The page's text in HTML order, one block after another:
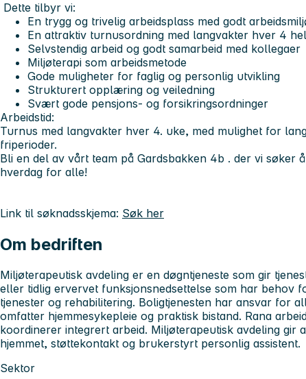
Dette tilbyr vi:
En trygg og trivelig arbeidsplass med godt
En attraktiv turnusordning med langvakter hver 4
Selvstendig arbeid og godt samarbeid med kollegaer
Miljøterapi som arbeidsmetode
Gode muligheter for faglig og personlig utvikling
Strukturert opplæring og veiledning
Svært gode pensjons- og forsikringsordninger
Arbeidstid:
Turnus med langvakter hver 4. uke, med mulighet for
friperioder.
Bli en del av vårt team på Gardsbakken 4b . der vi søker
hverdag for alle!
Link til søknadsskjema: Søk her
Om bedriften
Miljøterapeutisk avdeling er en døgntjeneste som gir
eller tidlig ervervet funksjonsnedsettelse som har behov
tjenester og rehabilitering. Boligtjenesten har ansvar for
omfatter hjemmesykepleie og praktisk bistand. Rana
koordinerer integrert arbeid. Miljøterapeutisk avdeling gir
hjemmet, støttekontakt og brukerstyrt personlig assistent.
Sektor